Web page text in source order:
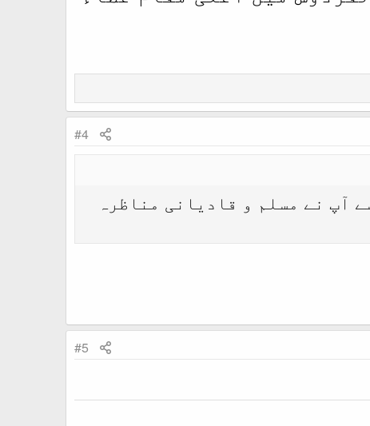
#4
رہا ہے ۔ اسے آپ نے مسلم و قادیانی مناظرہ
#5